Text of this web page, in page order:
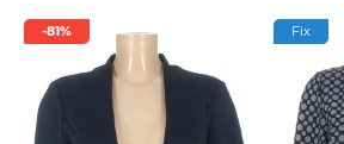
-81% Fix